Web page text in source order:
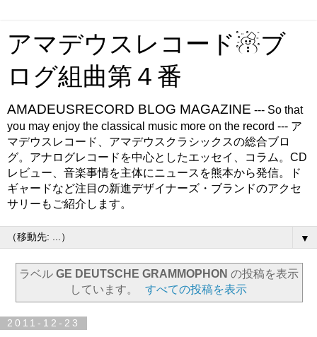
アマデウスレコード☃ブ
ログ組曲第４番
AMADEUSRECORD BLOG MAGAZINE --- So that
you may enjoy the classical music more on the record --- ア
マデウスレコード、アマデウスクラシックスの総合ブロ
グ。アナログレコードを中心としたエッセイ、コラム。CD
レビュー、音楽事情を主体にニュースを熊本から発信。ド
ギャードなど注目の新進デザイナーズ・ブランドのアクセ
サリーもご紹介します。
▼
ラベル GE DEUTSCHE GRAMMOPHON の投稿を表示
しています。
すべての投稿を表示
2011-12-23